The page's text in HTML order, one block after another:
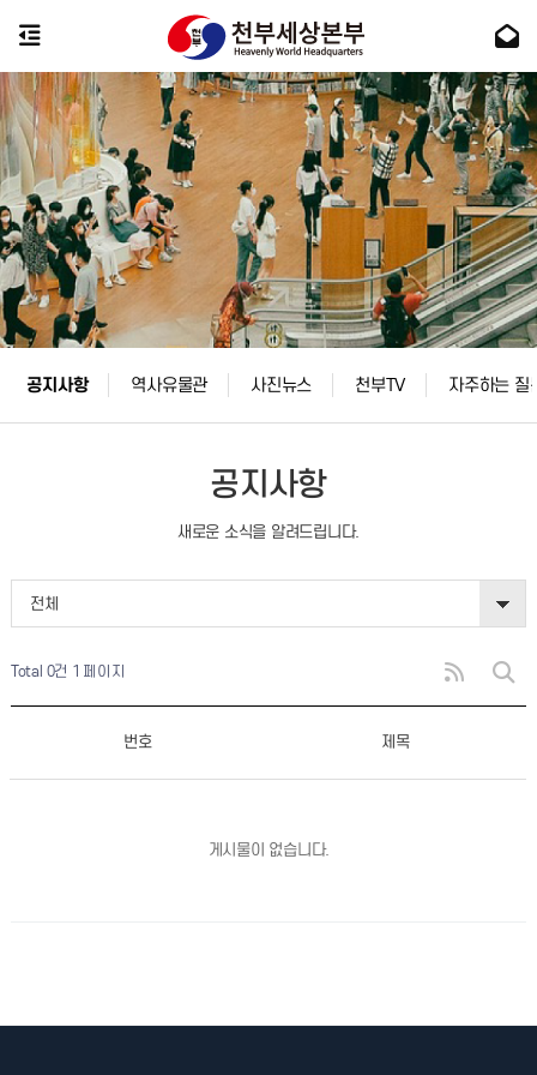
공지사항 역사유물관 사진뉴스 천부TV 자주하는 질
공지사항
새로운 소식을 알려드립니다.
전체
Total 0건 1 페이지
번호 제목
게시물이 없습니다.